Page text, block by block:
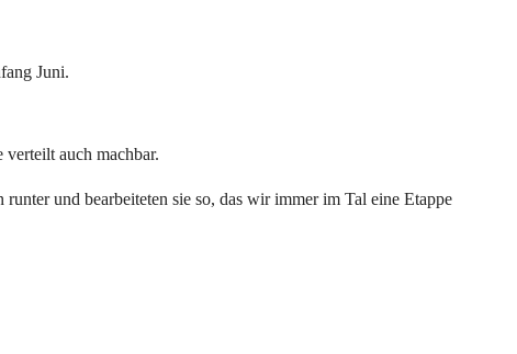
Juni.
auch machbar.
und bearbeiteten sie so, das wir immer im Tal eine Etappe